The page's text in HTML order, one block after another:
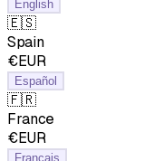
English
🇪🇸
Spain
€EUR
Español
🇫🇷
France
€EUR
Français